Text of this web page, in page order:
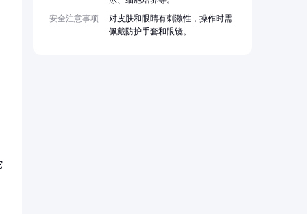
安全注意事项
对皮肤和眼睛有刺激性，操作时需
佩戴防护手套和眼镜。